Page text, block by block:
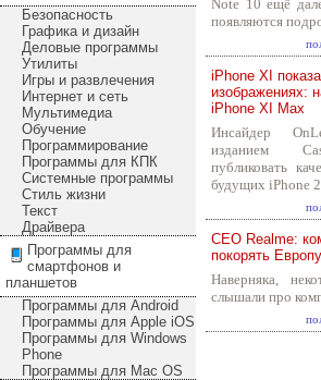
Безопасность
Графика и дизайн
Деловые программы
Утилиты
Игры и развлечения
Интернет и сеть
Мультимедиа
Обучение
Программирование
Программы для КПК
Системные программы
Стиль жизни
Текст
Драйвера
Программы для
смартфонов и
планшетов
Программы для Android
Программы для Apple iOS
Программы для Windows
Phone
Программы для Mac OS
Note 10 ещё
появляются
iPhone XI
изображениях:
iPhone XI Max
Инсайдер
изданием
публиковать
будущих iPhone
CEO Realme:
покорять
Наверняка,
слышали про